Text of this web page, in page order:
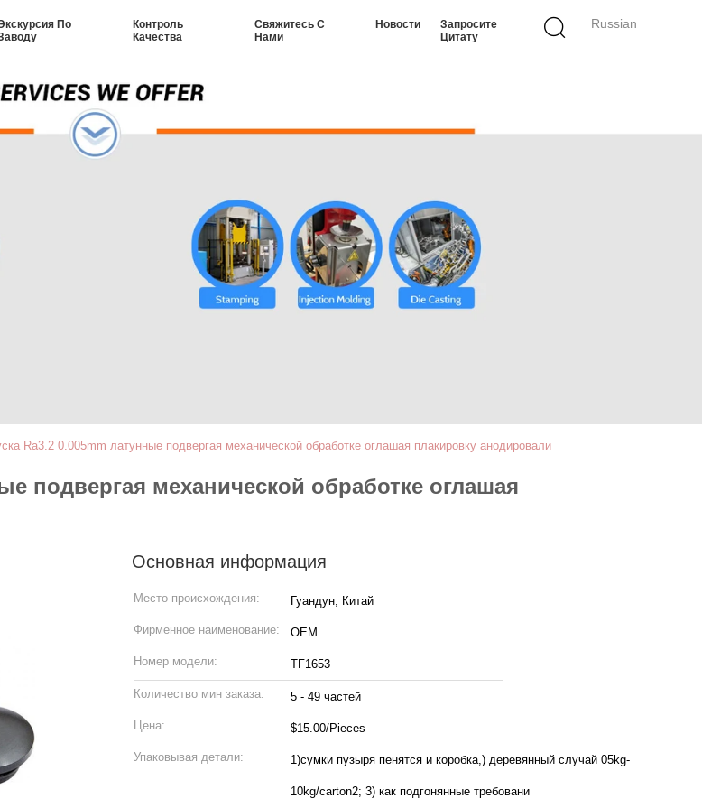
Russian
По
Контроль
Качества
Свяжитесь С
Нами
Новости
Запросите
Цитату
Ra3.2 0.005mm латунные подвергая механической обработке оглашая плакировку анодировали
подвергая механической обработке оглашая
Основная информация
Место происхождения: Гуандун, Китай
Фирменное наименование: OEM
Номер модели: TF1653
Количество мин заказа: 5 - 49 частей
Цена: $15.00/Pieces
Упаковывая детали: 1)сумки пузыря пенятся и коробка,) деревянный случай 05kg-
10kg/carton2; 3) как подгонянные требовани